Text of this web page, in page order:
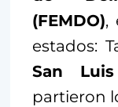
(FEMDO),
estados:
San
partieron